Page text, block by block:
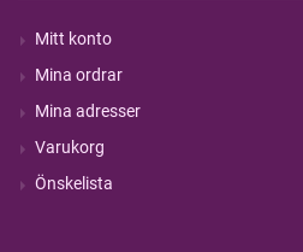
Mitt konto
Mina ordrar
Mina adresser
Varukorg
Önskelista